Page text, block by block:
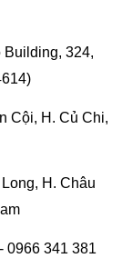
Building, 324,
Cội, H. Củ Chi,
H. Châu
0966 341 381